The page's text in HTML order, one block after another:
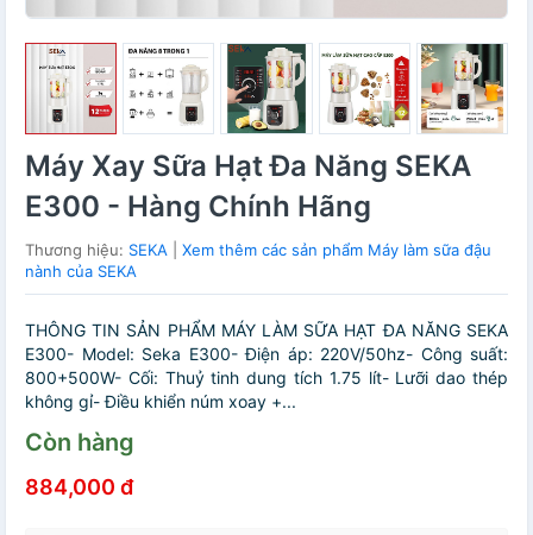
Máy Xay Sữa Hạt Đa Năng SEKA
E300 - Hàng Chính Hãng
Thương hiệu: SEKA
Xem thêm các sản phẩm Máy làm sữa đậu
nành của SEKA
THÔNG TIN SẢN PHẨM MÁY LÀM SỮA HẠT ĐA NĂNG SEKA
E300- Model: Seka E300- Điện áp: 220V/50hz- Công suất:
800+500W- Cối: Thuỷ tinh dung tích 1.75 lít- Lưỡi dao thép
không gỉ- Điều khiển núm xoay +...
Còn hàng
884,000 đ